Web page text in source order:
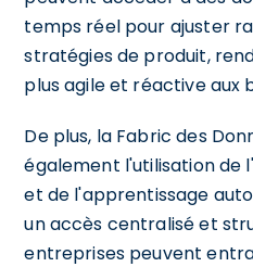
temps réel pour ajuster
stratégies de produit,
plus agile et réactive aux
De plus, la Fabric des
également l'utilisation de
et de l'apprentissage
un accès centralisé et
entreprises peuvent